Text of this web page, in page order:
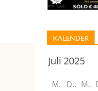
KALENDER
M D M